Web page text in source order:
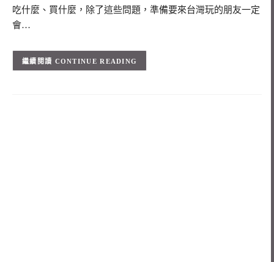
吃什麼、買什麼，除了這些問題，準備要來台灣玩的朋友一定
會…
CONTINUE READING